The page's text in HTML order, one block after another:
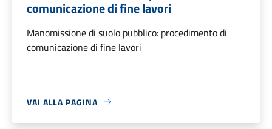
comunicazione di fine lavori
Manomissione di suolo pubblico: procedimento di
comunicazione di fine lavori
VAI ALLA PAGINA